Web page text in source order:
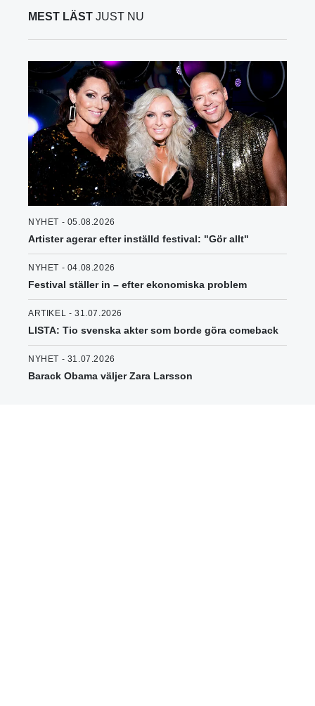
MEST LÄST JUST NU
NYHET - 05.08.2026
Artister agerar efter inställd festival: "Gör allt"
NYHET - 04.08.2026
Festival ställer in – efter ekonomiska problem
ARTIKEL - 31.07.2026
LISTA: Tio svenska akter som borde göra comeback
NYHET - 31.07.2026
Barack Obama väljer Zara Larsson